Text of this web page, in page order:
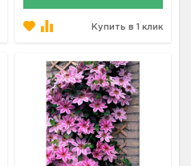
Купить в 1 клик